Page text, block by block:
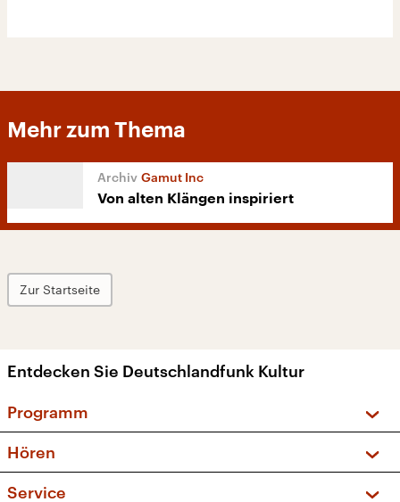
Mehr zum Thema
Gamut Inc
Von alten Klängen inspiriert
Zur Startseite
Entdecken Sie Deutschlandfunk Kultur
Programm
Sendungen und Podcasts
Hören
Service